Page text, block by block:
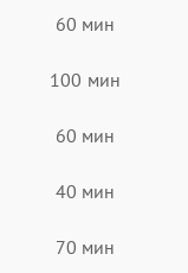
60 мин
100 мин
60 мин
40 мин
70 мин